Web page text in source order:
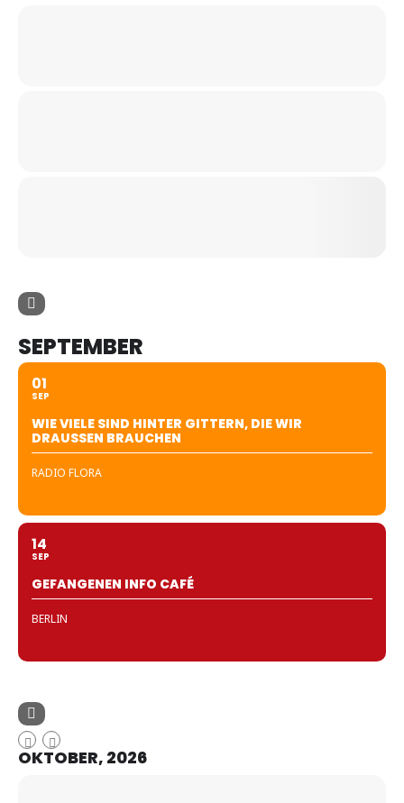
SEPTEMBER
01
SEP
WIE VIELE SIND HINTER GITTERN, DIE WIR
DRAUSSEN BRAUCHEN
RADIO FLORA
14
SEP
GEFANGENEN INFO CAFÉ
BERLIN
OKTOBER, 2026